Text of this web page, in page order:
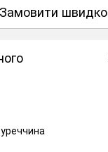
Замовити швидко